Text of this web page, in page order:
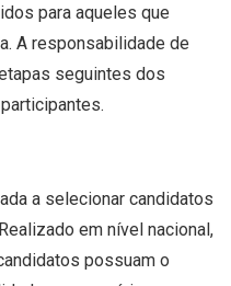
para aqueles que
A responsabilidade de
seguintes dos
a selecionar candidatos
em nível nacional,
possuam o